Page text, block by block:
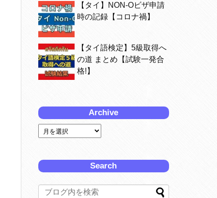
【タイ】NON-Oビザ申請
時の記録【コロナ禍】
【タイ語検定】5級取得へ
の道 まとめ【試験一発合
格!】
Archive
Search